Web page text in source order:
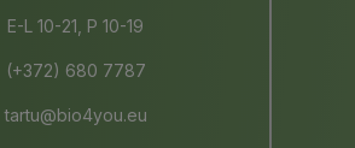
E-L 10-21, P 10-19
(+372) 680 7787
tartu@bio4you.eu